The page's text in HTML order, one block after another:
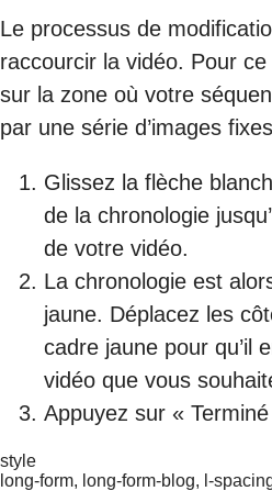
Le processus de
raccourcir la vidéo. Pour
sur la zone où votre
par une série d’images
Glissez la flèche
de la chronologie
de votre vidéo.
La chronologie est
jaune. Déplacez les
cadre jaune pour qu’il
vidéo que vous
Appuyez sur « Terminé
style
long-form, long-form-blog, l-